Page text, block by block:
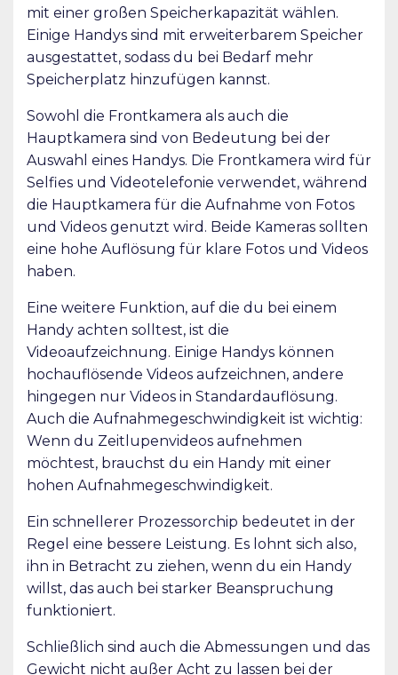
mit einer großen Speicherkapazität wählen.
Einige Handys sind mit erweiterbarem Speicher
ausgestattet, sodass du bei Bedarf mehr
Speicherplatz hinzufügen kannst.
Sowohl die Frontkamera als auch die
Hauptkamera sind von Bedeutung bei der
Auswahl eines Handys. Die Frontkamera wird für
Selfies und Videotelefonie verwendet, während
die Hauptkamera für die Aufnahme von Fotos
und Videos genutzt wird. Beide Kameras sollten
eine hohe Auflösung für klare Fotos und Videos
haben.
Eine weitere Funktion, auf die du bei einem
Handy achten solltest, ist die
Videoaufzeichnung. Einige Handys können
hochauflösende Videos aufzeichnen, andere
hingegen nur Videos in Standardauflösung.
Auch die Aufnahmegeschwindigkeit ist wichtig:
Wenn du Zeitlupenvideos aufnehmen
möchtest, brauchst du ein Handy mit einer
hohen Aufnahmegeschwindigkeit.
Ein schnellerer Prozessorchip bedeutet in der
Regel eine bessere Leistung. Es lohnt sich also,
ihn in Betracht zu ziehen, wenn du ein Handy
willst, das auch bei starker Beanspruchung
funktioniert.
Schließlich sind auch die Abmessungen und das
Gewicht nicht außer Acht zu lassen bei der